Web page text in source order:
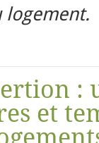
logement.
:
et